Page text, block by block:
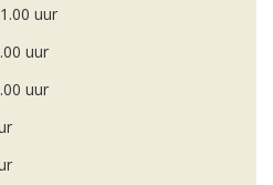
uur
uur
uur